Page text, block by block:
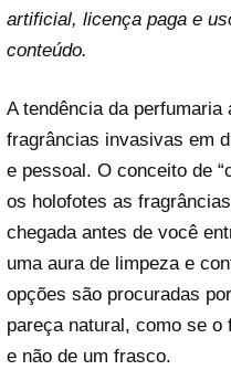
artificial, licença paga e
conteúdo.
A tendência da
fragrâncias invasivas em
e pessoal. O conceito de
os holofotes as
chegada antes de você
uma aura de limpeza e
opções são procuradas
pareça natural, como se
e não de um frasco.